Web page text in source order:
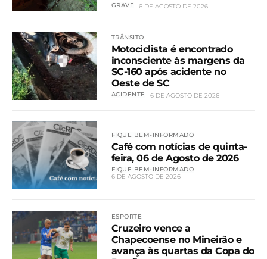
GRAVE 6 DE AGOSTO DE 2026
TRÂNSITO
Motociclista é encontrado
inconsciente às margens da
SC-160 após acidente no
Oeste de SC
ACIDENTE 6 DE AGOSTO DE 2026
FIQUE BEM-INFORMADO
Café com notícias de quinta-
feira, 06 de Agosto de 2026
FIQUE BEM-INFORMADO
6 DE AGOSTO DE 2026
ESPORTE
Cruzeiro vence a
Chapecoense no Mineirão e
avança às quartas da Copa do